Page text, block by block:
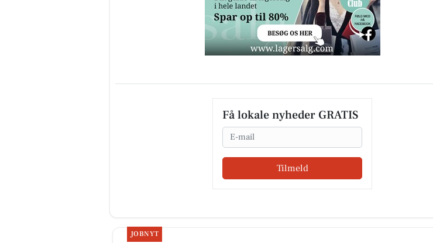
Få lokale nyheder GRATIS
Email
Tilmeld
JOBNYT